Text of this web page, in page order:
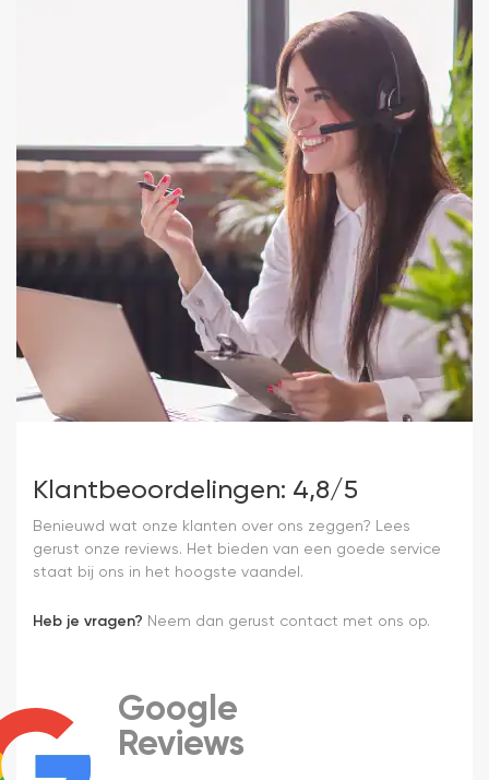
Klantbeoordelingen: 4,8/5
Benieuwd wat onze klanten over ons zeggen? Lees
gerust onze reviews. Het bieden van een goede service
staat bij ons in het hoogste vaandel.
Heb je vragen? Neem dan gerust contact met ons op.
Google
Reviews